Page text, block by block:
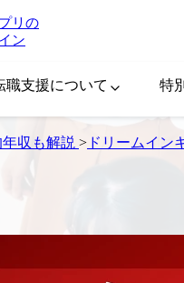
リの
ン
職支援について 特
収も解説 > ドリームイン